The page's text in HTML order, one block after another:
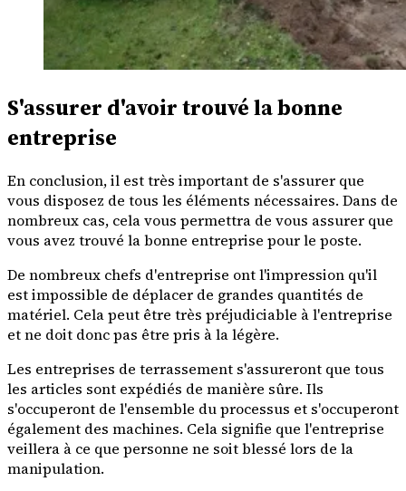
S'assurer d'avoir trouvé la bonne
entreprise
En conclusion, il est très important de s'assurer que
vous disposez de tous les éléments nécessaires. Dans de
nombreux cas, cela vous permettra de vous assurer que
vous avez trouvé la bonne entreprise pour le poste.
De nombreux chefs d'entreprise ont l'impression qu'il
est impossible de déplacer de grandes quantités de
matériel. Cela peut être très préjudiciable à l'entreprise
et ne doit donc pas être pris à la légère.
Les entreprises de terrassement s'assureront que tous
les articles sont expédiés de manière sûre. Ils
s'occuperont de l'ensemble du processus et s'occuperont
également des machines. Cela signifie que l'entreprise
veillera à ce que personne ne soit blessé lors de la
manipulation.